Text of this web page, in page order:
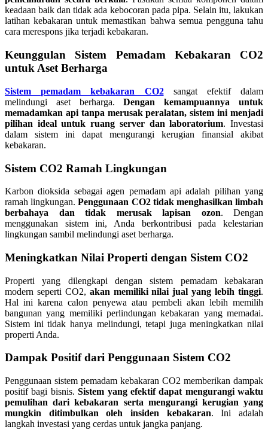
keadaan baik dan tidak ada kebocoran pada pipa. Selain itu, lakukan
latihan kebakaran untuk memastikan bahwa semua pengguna tahu
cara merespons jika terjadi kebakaran.
Keunggulan Sistem Pemadam Kebakaran CO2
untuk Aset Berharga
Sistem pemadam kebakaran CO2sangat efektif dalam
melindungi aset berharga.Dengan kemampuannya untuk
memadamkan api tanpa merusak peralatan, sistem ini menjadi
pilihan ideal untuk ruang server dan laboratorium. Investasi
dalam sistem ini dapat mengurangi kerugian finansial akibat
kebakaran.
Sistem CO2 Ramah Lingkungan
Karbon dioksida sebagai agen pemadam api adalah pilihan yang
ramah lingkungan.Penggunaan CO2 tidak menghasilkan limbah
berbahaya dan tidak merusak lapisan ozon. Dengan
menggunakan sistem ini, Anda berkontribusi pada kelestarian
lingkungan sambil melindungi aset berharga.
Meningkatkan Nilai Properti dengan Sistem CO2
Properti yang dilengkapi dengan sistem pemadam kebakaran
modern seperti CO2, akan memiliki nilai jual yang lebih tinggi.
Hal ini karena calon penyewa atau pembeli akan lebih memilih
bangunan yang memiliki perlindungan kebakaran yang memadai.
Sistem ini tidak hanya melindungi, tetapi juga meningkatkan nilai
properti Anda.
Dampak Positif dari Penggunaan Sistem CO2
Penggunaan sistem pemadam kebakaran CO2 memberikan dampak
positif bagi bisnis.Sistem yang efektif dapat mengurangi waktu
pemulihan dari kebakaran serta mengurangi kerugian yang
mungkin ditimbulkan oleh insiden kebakaran. Ini adalah
langkah investasi yang cerdas untuk jangka panjang.